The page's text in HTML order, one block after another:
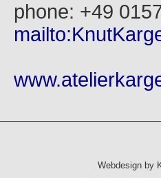
phone: +49
Webdesign by